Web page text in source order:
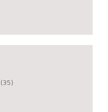
(35)